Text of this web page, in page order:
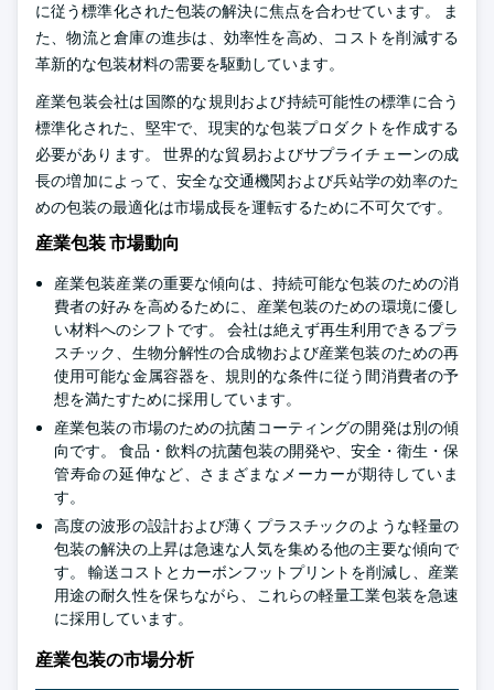
に従う標準化された包装の解決に焦点を合わせています。 ま
た、物流と倉庫の進歩は、効率性を高め、コストを削減する
革新的な包装材料の需要を駆動しています。
産業包装会社は国際的な規則および持続可能性の標準に合う
標準化された、堅牢で、現実的な包装プロダクトを作成する
必要があります。 世界的な貿易およびサプライチェーンの成
長の増加によって、安全な交通機関および兵站学の効率のた
めの包装の最適化は市場成長を運転するために不可欠です。
産業包装 市場動向
産業包装産業の重要な傾向は、持続可能な包装のための消
費者の好みを高めるために、産業包装のための環境に優し
い材料へのシフトです。 会社は絶えず再生利用できるプラ
スチック、生物分解性の合成物および産業包装のための再
使用可能な金属容器を、規則的な条件に従う間消費者の予
想を満たすために採用しています。
産業包装の市場のための抗菌コーティングの開発は別の傾
向です。 食品・飲料の抗菌包装の開発や、安全・衛生・保
管寿命の延伸など、さまざまなメーカーが期待していま
す。
高度の波形の設計および薄くプラスチックのような軽量の
包装の解決の上昇は急速な人気を集める他の主要な傾向で
す。 輸送コストとカーボンフットプリントを削減し、産業
用途の耐久性を保ちながら、これらの軽量工業包装を急速
に採用しています。
産業包装の市場分析